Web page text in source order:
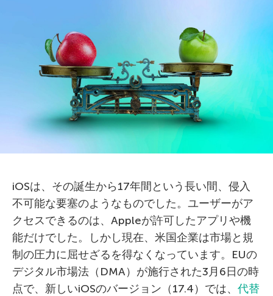
iOSは、その誕生から17年間という長い間、侵入
不可能な要塞のようなものでした。ユーザーがア
クセスできるのは、Appleが許可したアプリや機
能だけでした。しかし現在、米国企業は市場と規
制の圧力に屈せざるを得なくなっています。EUの
デジタル市場法（DMA）が施行された3月6日の時
点で、新しいiOSのバージョン（17.4）では、 代替